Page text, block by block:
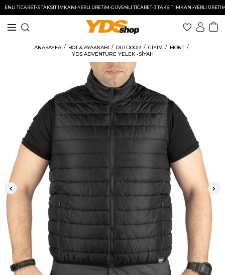
TİCARET•3 TAKSİT İMKANI•YERLİ ÜRETİM•GÜVENLİ TİCARET•3 TAKSİT İMKANI•YERLİ ÜRETİM•
ANASAYFA BOT & AYAKKABI OUTDOOR GİYİM
MONT
YDS ADVENTURE YELEK -SİYAH